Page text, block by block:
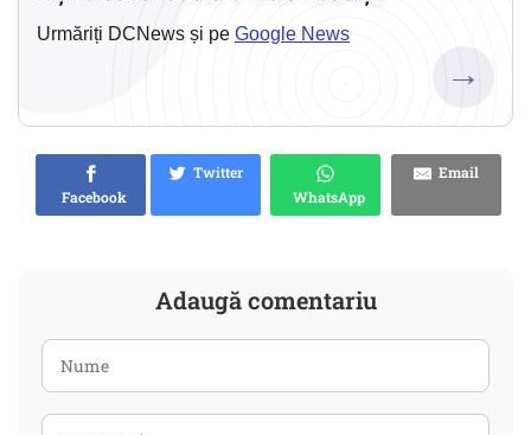
Urmăriți DCNews și pe Google News
→
Facebook
Twitter
WhatsApp
Email
Adaugă comentariu